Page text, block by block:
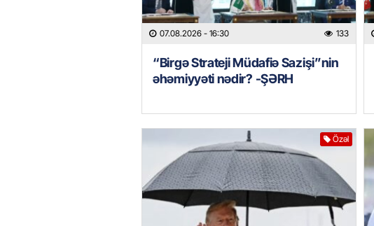
07.08.2026 - 16:30 133
“Birgə Strateji Müdafiə Sazişi”nin
əhəmiyyəti nədir? -ŞƏRH
Özəl